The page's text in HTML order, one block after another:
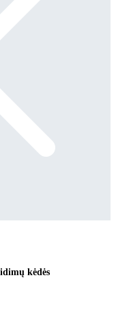
kėdės